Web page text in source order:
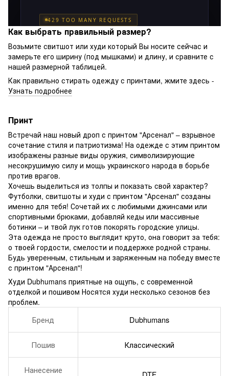
Как выбрать правильный размер?
Возьмите свитшот или худи который Вы носите сейчас и
замерьте его ширину (под мышками) и длину, и сравните с
нашей размерной таблицей.
Как правильно стирать одежду с принтами, жмите здесь -
Узнать подробнее
Принт
Встречай наш новый дроп с принтом "Арсенал" – взрывное
сочетание стиля и патриотизма! На одежде с этим принтом
изображены разные виды оружия, символизирующие
несокрушимую силу и мощь украинского народа в борьбе
против врагов.
Хочешь выделиться из толпы и показать свой характер?
Футболки, свитшоты и худи с принтом "Арсенал" созданы
именно для тебя! Сочетай их с любимыми джинсами или
спортивными брюками, добавляй кеды или массивные
ботинки – и твой лук готов покорять городские улицы.
Эта одежда не просто выглядит круто, она говорит за тебя:
о твоей гордости, смелости и поддержке родной страны.
Будь уверенным, стильным и заряженным на победу вместе
с принтом "Арсенал"!
Худи Dubhumans приятные на ощупь, с современной
отделкой и пошивом Носятся худи несколько сезонов без
проблем.
Бренд Dubhumans
Пошив Классический
Нанесение